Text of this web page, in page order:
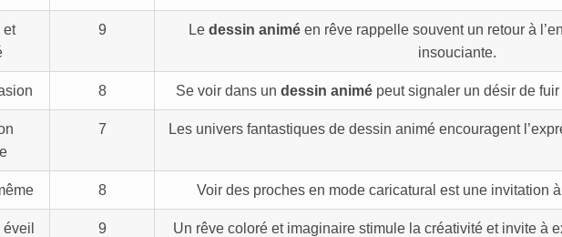
et
9 Le dessin animéen rêve rappelle souvent un retour à
insouciante.
8 Se voir dans un dessin animé peut signaler un désir de
7 Les univers fantastiques de dessin animé encouragent
8 Voir des proches en mode caricatural est une invitation
éveil 9 Un rêve coloré et imaginaire stimule la créativité et invite à